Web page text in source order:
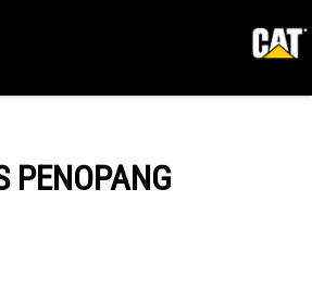
PENOPANG